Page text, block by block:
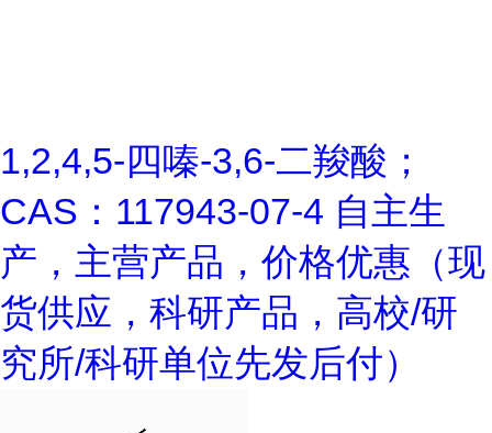
1,2,4,5-四嗪-3,6-二羧酸；
CAS：117943-07-4 自主生
产，主营产品，价格优惠（现
货供应，科研产品，高校/研
究所/科研单位先发后付）